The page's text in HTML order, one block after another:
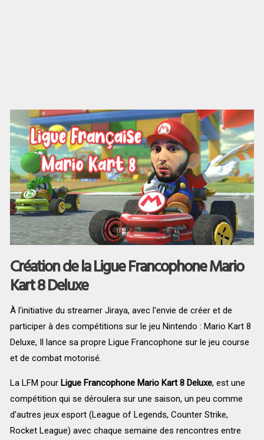
Création de la Ligue Francophone Mario
Kart 8 Deluxe
À l'initiative du streamer Jiraya, avec l'envie de créer et de
participer à des compétitions sur le jeu Nintendo : Mario Kart 8
Deluxe, Il lance sa propre Ligue Francophone sur le jeu course
et de combat motorisé.
La LFM pour Ligue Francophone Mario Kart 8 Deluxe, est une
compétition qui se déroulera sur une saison, un peu comme
d'autres jeux esport (League of Legends, Counter Strike,
Rocket League) avec chaque semaine des rencontres entre